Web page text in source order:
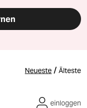
Neueste / Älteste
einloggen